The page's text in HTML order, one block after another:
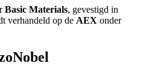
Basic Materials, gevestigd in
verhandeld op de AEX onder